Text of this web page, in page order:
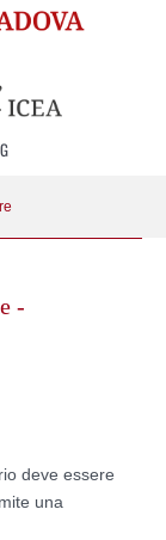
-
deve essere
una